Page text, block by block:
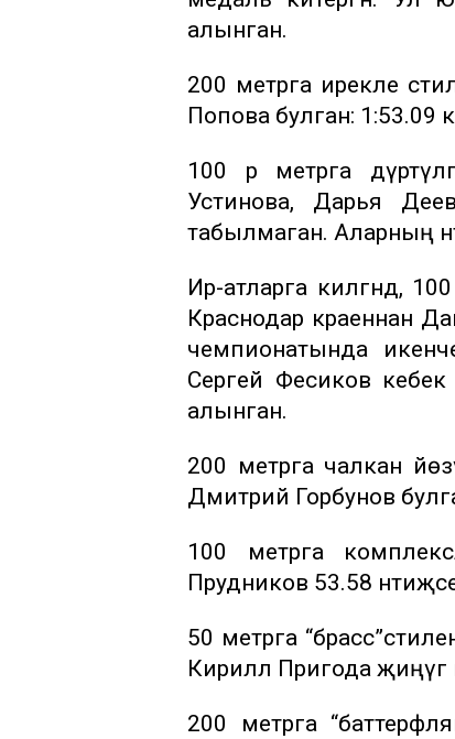
алынган.
200 метрга ирекле
Попова булган: 1:53.09
100 әр метрга
Устинова, Дарья
табылмаган. Аларның
Ир-атларга килгәндә,
Краснодар краеннан
чемпионатында
Сергей Фесиков
алынган.
200 метрга чалкан
Дмитрий Горбунов
100 метрга
Прудников 53.58
50 метрга
Кирилл Пригода җиңүгә
200 метрга